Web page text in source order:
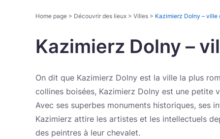
Home page > Découvrir des lieux > Villes > Kazimierz Dolny – ville
Kazimierz Dolny –
On dit que Kazimierz Dolny est la ville la plus
collines boisées, Kazimierz Dolny est une petite
Avec ses superbes monuments historiques, ses
Kazimierz attire les artistes et les intellectuels
des peintres à leur chevalet.